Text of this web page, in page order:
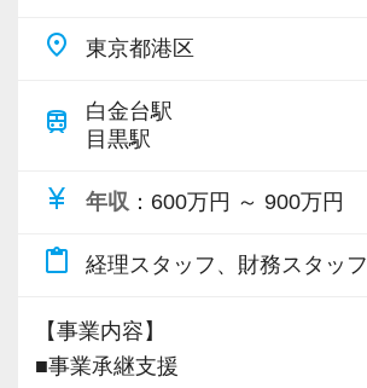
place 東京都港区
train
白金台駅
目黒駅
currency_yen 年収 ：600万円 ～ 900万円
content_paste 経理スタッフ、財務スタッフ
【事業内容】
■事業承継支援